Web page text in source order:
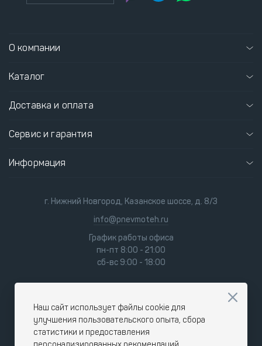
О компании
Каталог
Доставка и оплата
Сервис и гарантия
Информация
г. Нижний Новгород, Казанское шоссе, д. 8/3
info@pnevmoteh.ru
График работы офиса
пн-пт 8:00 - 21:00
сб-вс 9:00 - 18:00
Наш сайт использует файлы cookie для
улучшения пользовательского опыта, сбора
статистики и предоставления